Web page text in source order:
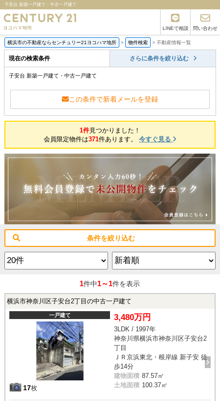
子安台 新築一戸建て・中古一戸建て
LINEで相談 問い合わせ
横浜市の不動産ならセンチュリー21ヨコハマ地所 > 物件検索 > 不動産情報一覧
現在の検索条件 さらに条件を絞り込む
子安台 新築一戸建て・中古一戸建て
この条件で新着メールを登録
1件見つかりました！
会員限定物件は371件あります。 今すぐ見る
条件を絞り込む
1件中1～1件を表示
横浜市神奈川区子安台2丁目の中古一戸建て
一戸建て
17枚
3,480万円
3LDK / 1997年
神奈川県横浜市神奈川区子安台2
丁目
ＪＲ京浜東北・根岸線 新子安 徒
歩14分
建物面積 87.57㎡
土地面積 100.37㎡